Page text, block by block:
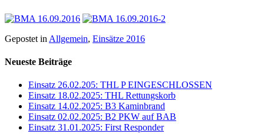
Gepostet in Allgemein, Einsätze 2016
Neueste Beiträge
Einsatz 26.02.205: THL P EINGESCHLOSSEN
Einsatz 18.02.2025: THL Rettungskorb
Einsatz 14.02.2025: B3 Kaminbrand
Einsatz 02.02.2025: B2 PKW auf BAB
Einsatz 31.01.2025: First Responder